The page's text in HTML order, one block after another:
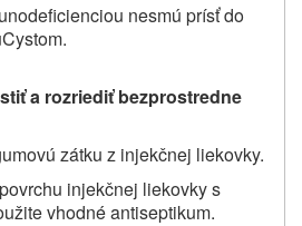
nesmú prísť do
a rozriediť bezprostredne
zátku z injekčnej liekovky.
injekčnej liekovky s
vhodné antiseptikum.